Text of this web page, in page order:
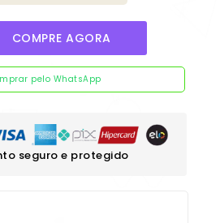
COMPRE AGORA
pelo WhatsApp
seguro e protegido